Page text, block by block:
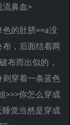
鼻血>
的肚脐==a没
，后面结着两
布而出似的，
穿着一条蓝色
>>>你怎么穿成
睡觉当然是穿成